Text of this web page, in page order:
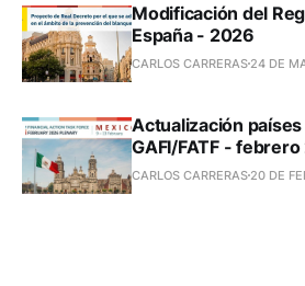
Modificación del
España - 2026
CARLOS CARRERAS 24 DE
Actualización
GAFI/FATF -
CARLOS CARRERAS 20 DE